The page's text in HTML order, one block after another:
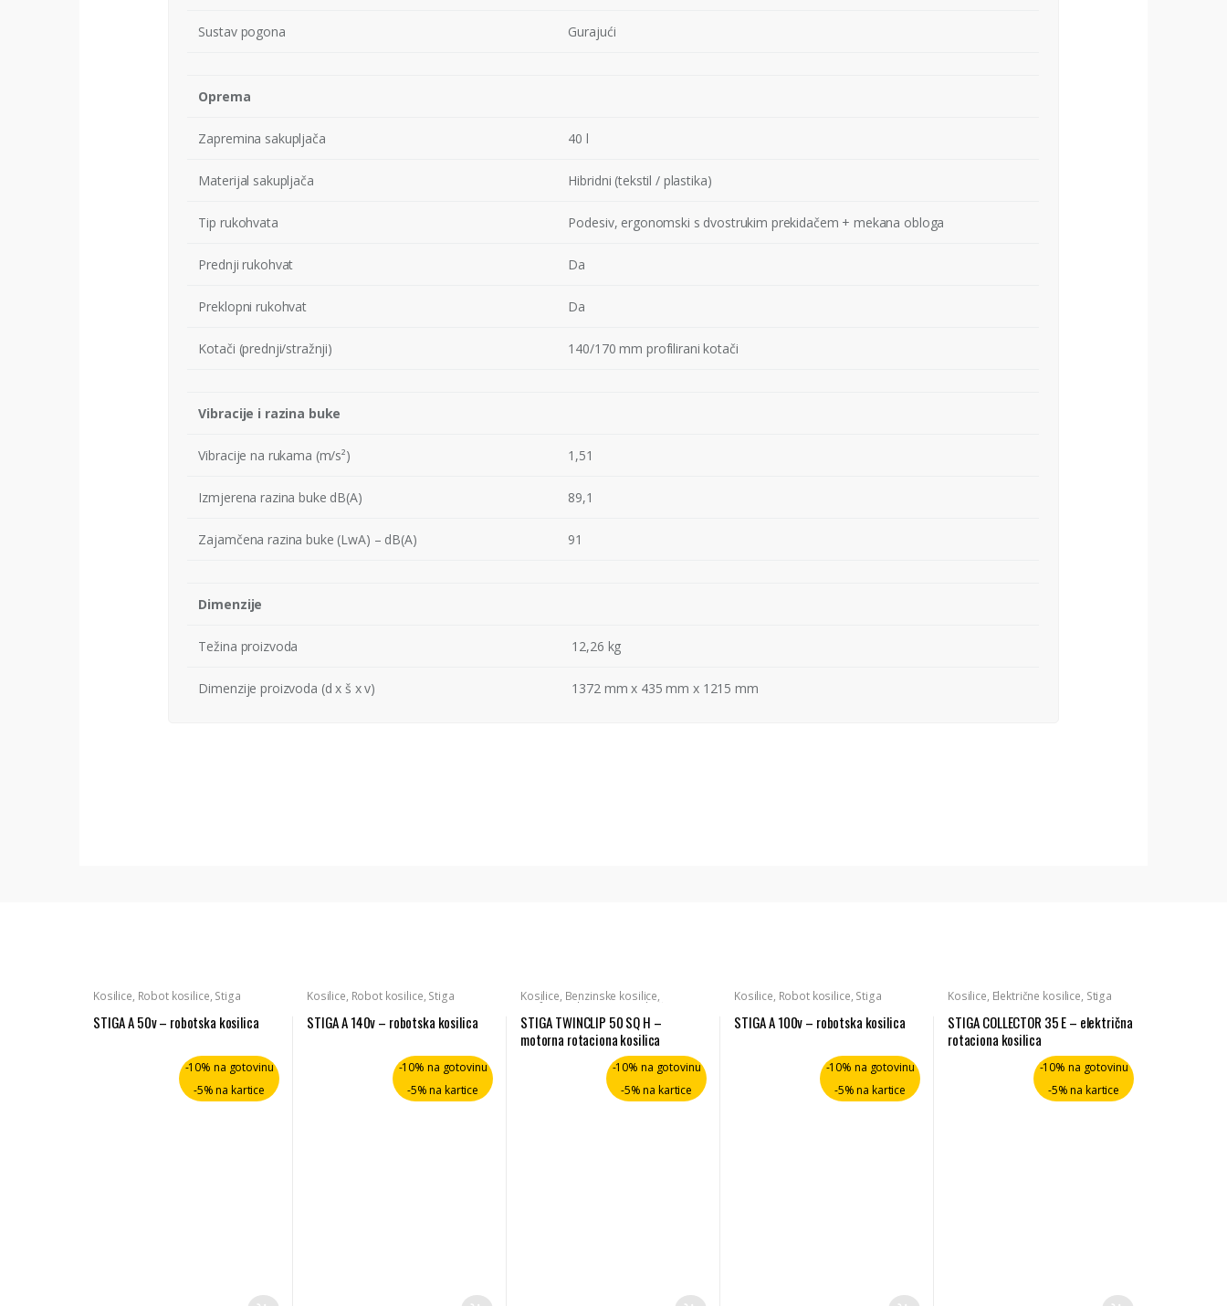
Sustav pogona Gurajući
Oprema
Zapremina sakupljača 40 l
Materijal sakupljača Hibridni (tekstil / plastika)
Tip rukohvata Podesiv, ergonomski s dvostrukim prekidačem + mekana obloga
Prednji rukohvat Da
Preklopni rukohvat Da
Kotači (prednji/stražnji) 140/170 mm profilirani kotači
Vibracije i razina buke
Vibracije na rukama (m/s²) 1,51
Izmjerena razina buke dB(A) 89,1
Zajamčena razina buke (LwA) – dB(A) 91
Dimenzije
Težina proizvoda 12,26 kg
Dimenzije proizvoda (d x š x v) 1372 mm x 435 mm x 1215 mm
Kosilice, Robot kosilice, Stiga
STIGA A 50v – robotska kosilica
-10% na gotovinu
-5% na kartice
Kosilice, Robot kosilice, Stiga
STIGA A 140v – robotska kosilica
-10% na gotovinu
-5% na kartice
Kosilice, Benzinske kosilice,
Profesionalni strojevi za košnju
Kosilice - profesionalne ,Stiga
STIGA TWINCLIP 50 SQ H –
motorna rotaciona kosilica
-10% na gotovinu
-5% na kartice
Kosilice, Robot kosilice, Stiga
STIGA A 100v – robotska kosilica
-10% na gotovinu
-5% na kartice
Kosilice, Električne kosilice, Stiga
STIGA COLLECTOR 35 E – električna
rotaciona kosilica
-10% na gotovinu
-5% na kartice